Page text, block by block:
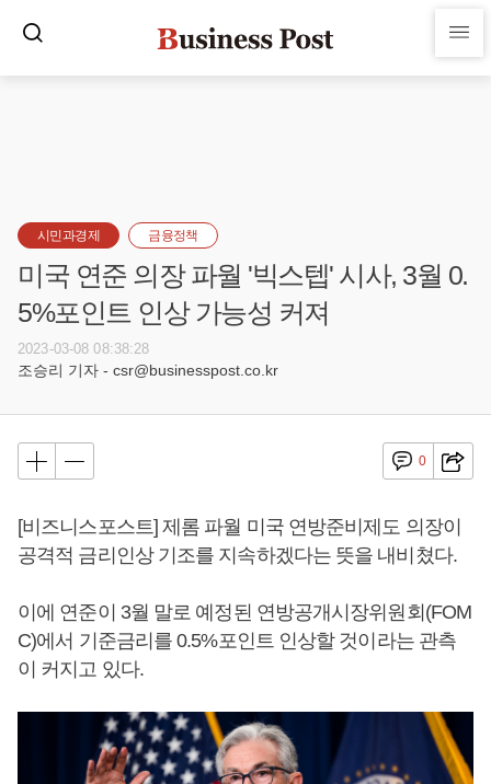
시민과경제 금융정책
미국 연준 의장 파월 '빅스텝' 시사, 3월 0.
5%포인트 인상 가능성 커져
2023-03-08 08:38:28
조승리 기자 - csr@businesspost.co.kr
0
[비즈니스포스트] 제롬 파월 미국 연방준비제도 의장이
공격적 금리인상 기조를 지속하겠다는 뜻을 내비쳤다.
이에 연준이 3월 말로 예정된 연방공개시장위원회(FOM
C)에서 기준금리를 0.5%포인트 인상할 것이라는 관측
이 커지고 있다.